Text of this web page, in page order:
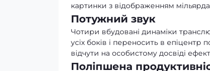
картинки з відображенням мільярда
Потужний звук
Чотири вбудовані динаміки
усіх боків і переносить в епіцентр
відчути на особистому досвіді
Поліпшена